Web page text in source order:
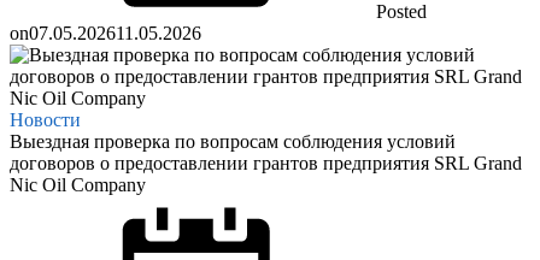
Posted
on07.05.202611.05.2026
Новости
Выездная проверка по вопросам соблюдения условий
договоров о предоставлении грантов предприятия SRL Grand
Nic Oil Company